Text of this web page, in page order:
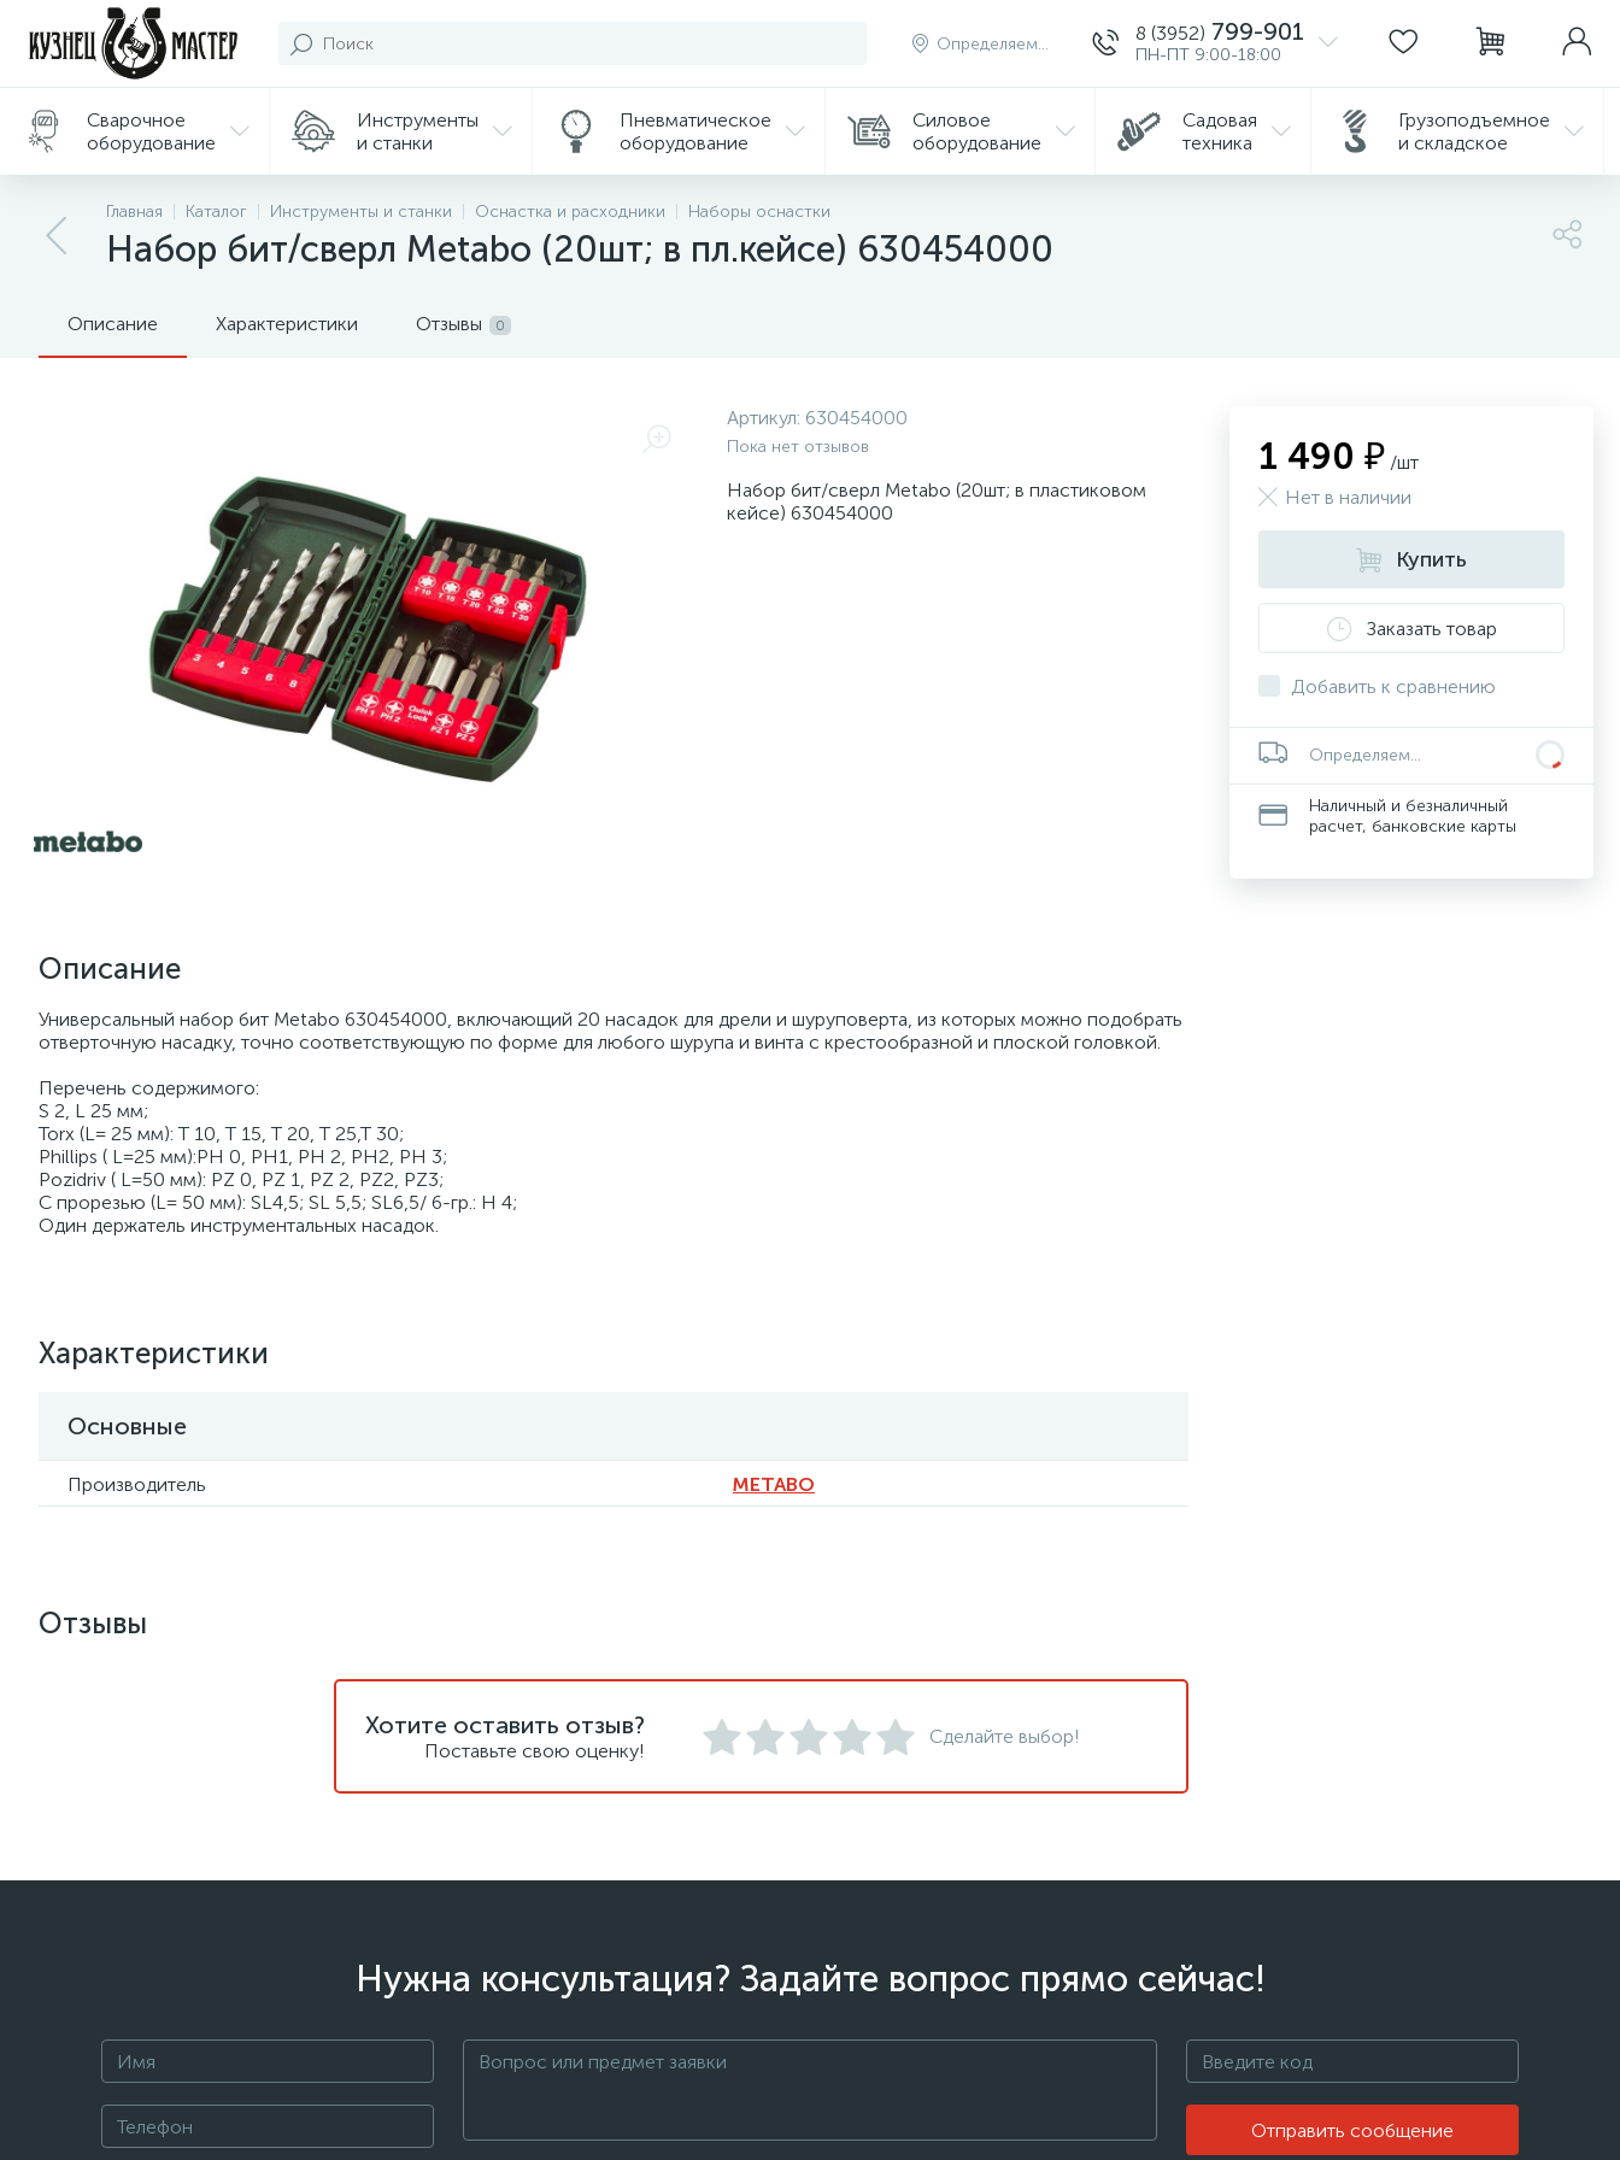
Определяем... 8 (3952) 799-901
ПН-ПТ 9:00-18:00
Сварочное
оборудование
Инструменты
и станки
Пневматическое
оборудование
Силовое
оборудование
Садовая
техника
Грузоподъемное
и складское
Подарки/
Сувениры
Главная Каталог Инструменты и станки Оснастка и расходники Наборы оснастки
Набор бит/сверл Metabo (20шт; в пл.кейсе) 630454000
Описание Характеристики Отзывы 0
Артикул: 630454000
Пока нет отзывов
Набор бит/сверл Metabo (20шт; в пластиковом
кейсе) 630454000
Описание
Универсальный набор бит Metabo 630454000, включающий 20 насадок для дрели и шуруповерта, из которых можно подобрать
отверточную насадку, точно соответствующую по форме для любого шурупа и винта с крестообразной и плоской головкой.
Перечень содержимого:
S 2, L 25 мм;
Torx (L= 25 мм): T 10, T 15, T 20, T 25,T 30;
Phillips ( L=25 мм):PH 0, PH1, PH 2, PH2, PH 3;
Pozidriv ( L=50 мм): PZ 0, PZ 1, PZ 2, PZ2, PZ3;
С прорезью (L= 50 мм): SL4,5; SL 5,5; SL6,5/ 6-гр.: H 4;
Один держатель инструментальных насадок.
Характеристики
Основные
Производитель METABO
1 490 ₽ /шт
Нет в наличии
Купить
Заказать товар
Добавить к сравнению
Определяем...
Наличный и безналичный
расчет, банковские карты
Отзывы
Хотите оставить отзыв?
Поставьте свою оценку!
Сделайте выбор!
Нужна консультация? Задайте вопрос прямо сейчас!
Отправить сообщение